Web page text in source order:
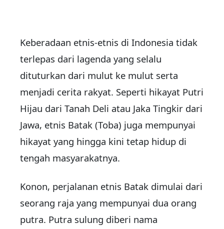
Keberadaan etnis-etnis di Indonesia tidak
terlepas dari lagenda yang selalu
dituturkan dari mulut ke mulut serta
menjadi cerita rakyat. Seperti hikayat Putri
Hijau dari Tanah Deli atau Jaka Tingkir dari
Jawa, etnis Batak (Toba) juga mempunyai
hikayat yang hingga kini tetap hidup di
tengah masyarakatnya.
Konon, perjalanan etnis Batak dimulai dari
seorang raja yang mempunyai dua orang
putra. Putra sulung diberi nama